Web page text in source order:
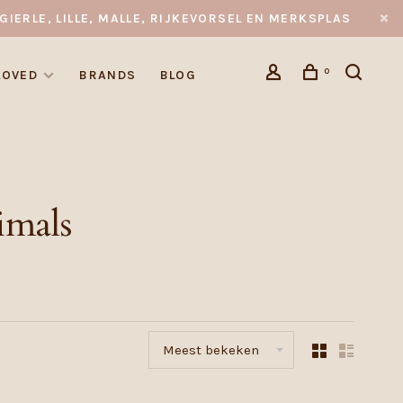
LILLE, MALLE, RIJKEVORSEL EN MERKSPLAS
BRANDS BLOG 0
Meest bekeken